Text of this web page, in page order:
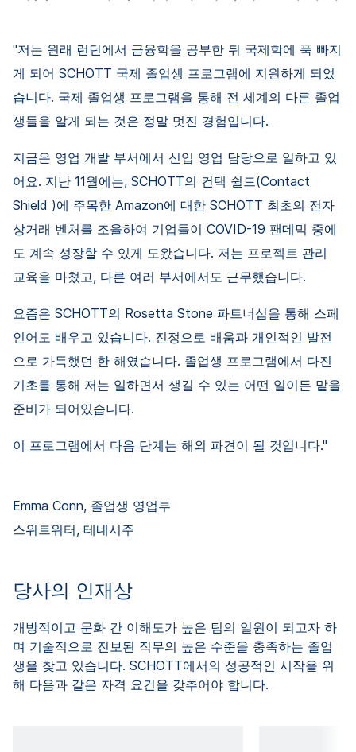
"저는 원래 런던에서 금융학을 공부한 뒤 국제학에 푹 빠지
게 되어 SCHOTT 국제 졸업생 프로그램에 지원하게 되었
습니다. 국제 졸업생 프로그램을 통해 전 세계의 다른 졸업
생들을 알게 되는 것은 정말 멋진 경험입니다.
지금은 영업 개발 부서에서 신입 영업 담당으로 일하고 있
어요. 지난 11월에는, SCHOTT의 컨택 쉴드(Contact
Shield )에 주목한 Amazon에 대한 SCHOTT 최초의 전자
상거래 벤처를 조율하여 기업들이 COVID-19 팬데믹 중에
도 계속 성장할 수 있게 도왔습니다. 저는 프로젝트 관리
교육을 마쳤고, 다른 여러 부서에서도 근무했습니다.
요즘은 SCHOTT의 Rosetta Stone 파트너십을 통해 스페
인어도 배우고 있습니다. 진정으로 배움과 개인적인 발전
으로 가득했던 한 해였습니다. 졸업생 프로그램에서 다진
기초를 통해 저는 일하면서 생길 수 있는 어떤 일이든 맡을
준비가 되어있습니다.
이 프로그램에서 다음 단계는 해외 파견이 될 것입니다."
Emma Conn, 졸업생 영업부
스위트워터, 테네시주
당사의 인재상
개방적이고 문화 간 이해도가 높은 팀의 일원이 되고자 하
며 기술적으로 진보된 직무의 높은 수준을 충족하는 졸업
생을 찾고 있습니다. SCHOTT에서의 성공적인 시작을 위
해 다음과 같은 자격 요건을 갖추어야 합니다.